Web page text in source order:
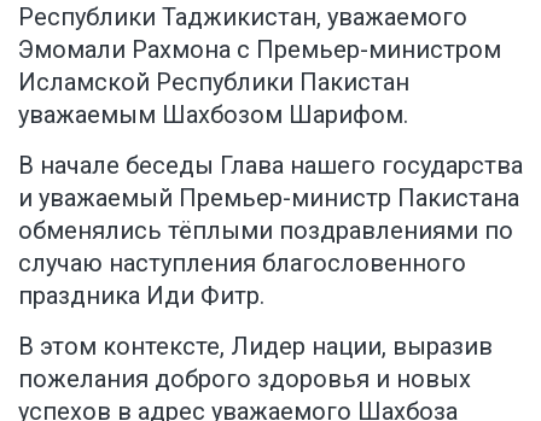
Республики Таджикистан, уважаемого
Эмомали Рахмона с Премьер-министром
Исламской Республики Пакистан
уважаемым Шахбозом Шарифом.
В начале беседы Глава нашего государства
и уважаемый Премьер-министр Пакистана
обменялись тёплыми поздравлениями по
случаю наступления благословенного
праздника Иди Фитр.
В этом контексте, Лидер нации, выразив
пожелания доброго здоровья и новых
успехов в адрес уважаемого Шахбоза